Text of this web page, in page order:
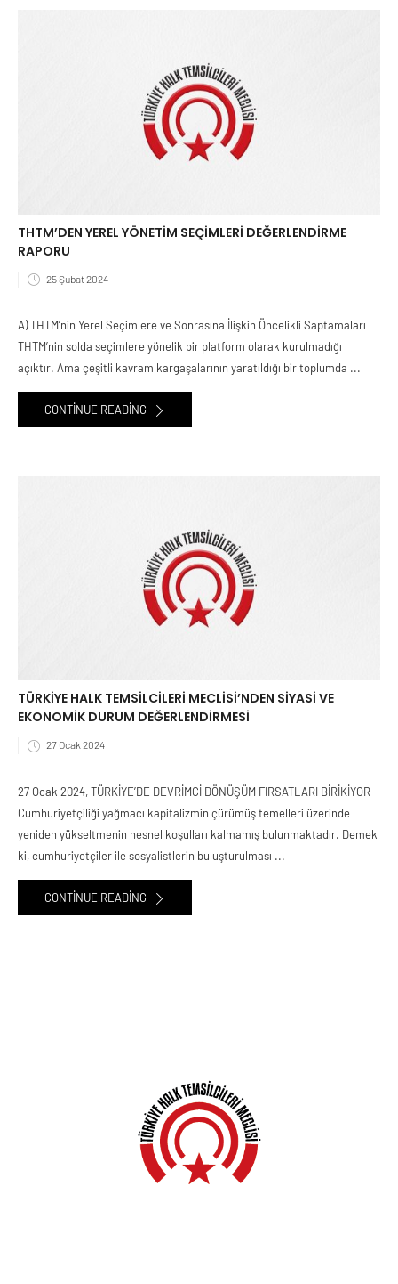
THTM’DEN YEREL YÖNETİM SEÇİMLERİ DEĞERLENDİRME
RAPORU
25 Şubat 2024
A) THTM’nin Yerel Seçimlere ve Sonrasına İlişkin Öncelikli Saptamaları
THTM’nin solda seçimlere yönelik bir platform olarak kurulmadığı
açıktır. Ama çeşitli kavram kargaşalarının yaratıldığı bir toplumda ...
CONTINUE READING
TÜRKİYE HALK TEMSİLCİLERİ MECLİSİ’NDEN SİYASİ VE
EKONOMİK DURUM DEĞERLENDİRMESİ
27 Ocak 2024
27 Ocak 2024, TÜRKİYE’DE DEVRİMCİ DÖNÜŞÜM FIRSATLARI BİRİKİYOR
Cumhuriyetçiliği yağmacı kapitalizmin çürümüş temelleri üzerinde
yeniden yükseltmenin nesnel koşulları kalmamış bulunmaktadır. Demek
ki, cumhuriyetçiler ile sosyalistlerin buluşturulması ...
CONTINUE READING